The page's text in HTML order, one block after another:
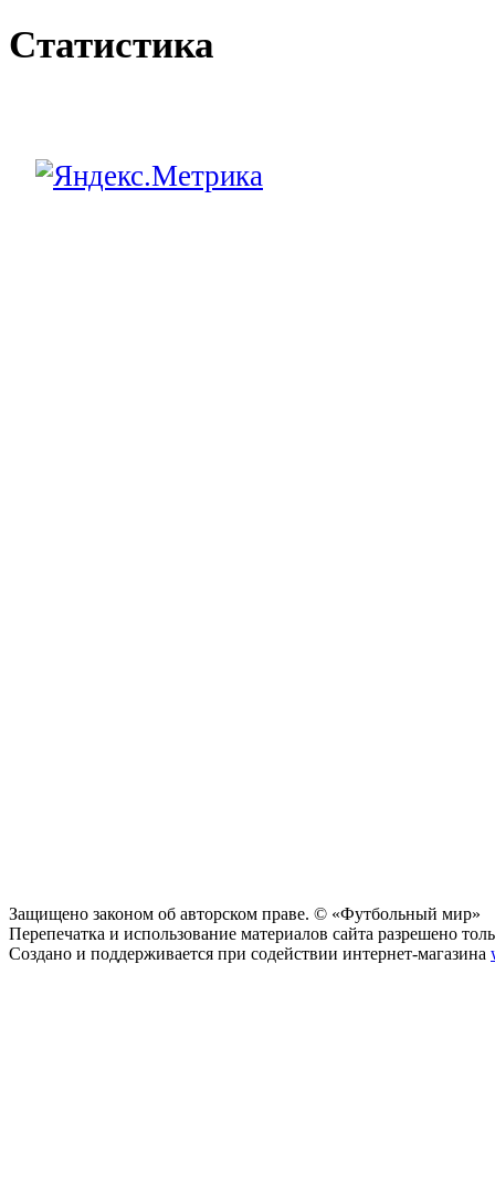
Статистика
Защищено законом об авторском праве. © «Футбольный мир»
Перепечатка и использование материалов сайта разрешено
Создано и поддерживается при содействии интернет-магазина